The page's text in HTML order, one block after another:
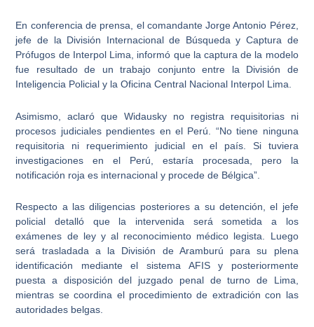
En conferencia de prensa, el comandante Jorge Antonio Pérez,
jefe de la División Internacional de Búsqueda y Captura de
Prófugos de Interpol Lima, informó que la captura de la modelo
fue resultado de un trabajo conjunto entre la División de
Inteligencia Policial y la Oficina Central Nacional Interpol Lima.
Asimismo, aclaró que Widausky no registra requisitorias ni
procesos judiciales pendientes en el Perú. “No tiene ninguna
requisitoria ni requerimiento judicial en el país. Si tuviera
investigaciones en el Perú, estaría procesada, pero la
notificación roja es internacional y procede de Bélgica”.
Respecto a las diligencias posteriores a su detención, el jefe
policial detalló que la intervenida será sometida a los
exámenes de ley y al reconocimiento médico legista. Luego
será trasladada a la División de Aramburú para su plena
identificación mediante el sistema AFIS y posteriormente
puesta a disposición del juzgado penal de turno de Lima,
mientras se coordina el procedimiento de extradición con las
autoridades belgas.